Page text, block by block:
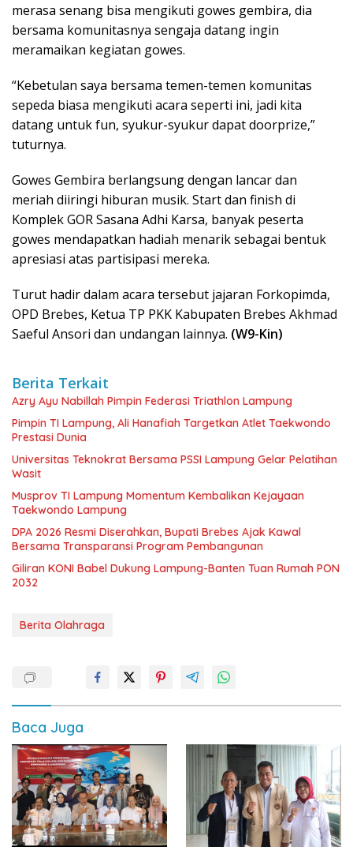
merasa senang bisa mengikuti gowes gembira, dia
bersama komunitasnya sengaja datang ingin
meramaikan kegiatan gowes.
“Kebetulan saya bersama temen-temen komunitas
sepeda biasa mengikuti acara seperti ini, jadi kita
datang untuk fun, syukur-syukur dapat doorprize,”
tuturnya.
Gowes Gembira berlangsung dengan lancar dan
meriah diiringi hiburan musik. Start dan finish di
Komplek GOR Sasana Adhi Karsa, banyak peserta
gowes mendapatkan hadiah menarik sebagai bentuk
apresiasi atas partisipasi mereka.
Turut hadir dalam acara tersebut jajaran Forkopimda,
OPD Brebes, Ketua TP PKK Kabupaten Brebes Akhmad
Saeful Ansori dan undangan lainnya. (W9-Kin)
Berita Terkait
Azry Ayu Nabillah Pimpin Federasi Triathlon Lampung
Pimpin TI Lampung, Ali Hanafiah Targetkan Atlet Taekwondo
Prestasi Dunia
Universitas Teknokrat Bersama PSSI Lampung Gelar Pelatihan
Wasit
Musprov TI Lampung Momentum Kembalikan Kejayaan
Taekwondo Lampung
DPA 2026 Resmi Diserahkan, Bupati Brebes Ajak Kawal
Bersama Transparansi Program Pembangunan
Giliran KONI Babel Dukung Lampung-Banten Tuan Rumah PON
2032
Berita Olahraga
Baca Juga